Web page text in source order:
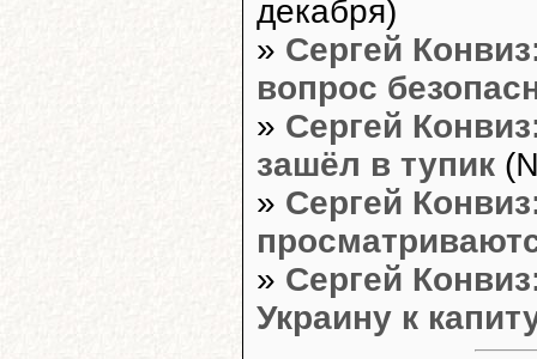
декабря)
» Сергей
вопрос
» Сергей
зашёл в тупик
» Сергей
» Сергей
Украину к